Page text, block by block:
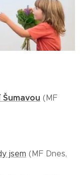
(MF
jsem (MF Dnes,